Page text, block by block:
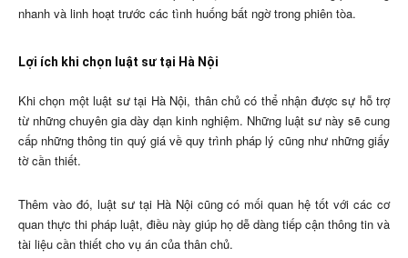
nhanh và linh hoạt trước các tình huống bất ngờ trong phiên tòa.
Lợi ích khi chọn luật sư tại Hà Nội
Khi chọn một luật sư tại Hà Nội, thân chủ có thể nhận được sự hỗ trợ
từ những chuyên gia dày dạn kinh nghiệm. Những luật sư này sẽ cung
cấp những thông tin quý giá về quy trình pháp lý cũng như những giấy
tờ cần thiết.
Thêm vào đó, luật sư tại Hà Nội cũng có mối quan hệ tốt với các cơ
quan thực thi pháp luật, điều này giúp họ dễ dàng tiếp cận thông tin và
tài liệu cần thiết cho vụ án của thân chủ.